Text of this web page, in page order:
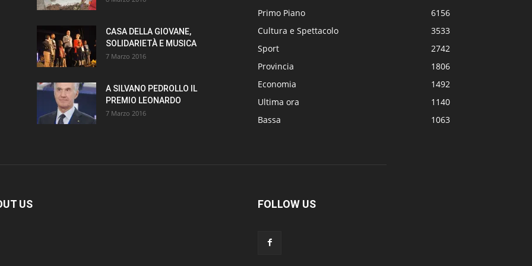
CASA DELLA GIOVANE,
SOLIDARIETÀ E MUSICA
7 Marzo 2016
A SILVANO PEDROLLO IL
PREMIO LEONARDO
7 Marzo 2016
Primo Piano
6156
Cultura e Spettacolo
3533
Sport
2742
Provincia
1806
Economia
1492
Ultima ora
1140
Bassa
1063
US FOLLOW US